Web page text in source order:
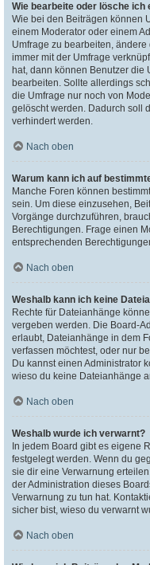
Wie bearbeite oder lösche ich
Wie bei den Beiträgen können
einem Moderator oder einem
Umfrage zu bearbeiten,
immer mit der Umfrage
hat, dann können Benutzer die
bearbeiten. Sollte allerdings
die Umfrage nur noch von
gelöscht werden. Dadurch soll
verhindert werden.
Nach oben
Warum kann ich auf
Manche Foren können
sein. Um diese einzusehen,
Vorgänge durchzuführen,
Berechtigungen. Frage einen
entsprechenden
Nach oben
Weshalb kann ich keine
Rechte für Dateianhänge
vergeben werden. Die Board-
erlaubt, Dateianhänge in dem
verfassen möchtest, oder nur
Du kannst einen Administrator
wieso du keine Dateianhänge
Nach oben
Weshalb wurde ich verwarnt?
In jedem Board gibt es eigene
festgelegt werden. Wenn du
sie dir eine Verwarnung
der Administration dieses
Verwarnung zu tun hat.
sicher bist, wieso du verwarnt
Nach oben